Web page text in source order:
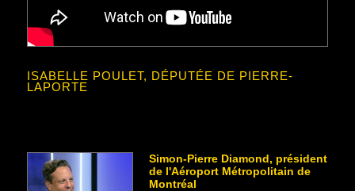
ISABELLE POULET, DÉPUTÉE DE PIERRE-
LAPORTE
Simon-Pierre Diamond, président
de l'Aéroport Métropolitain de
Montréal